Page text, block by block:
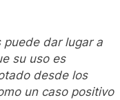
puede dar lugar a
su uso es
desde los
un caso positivo